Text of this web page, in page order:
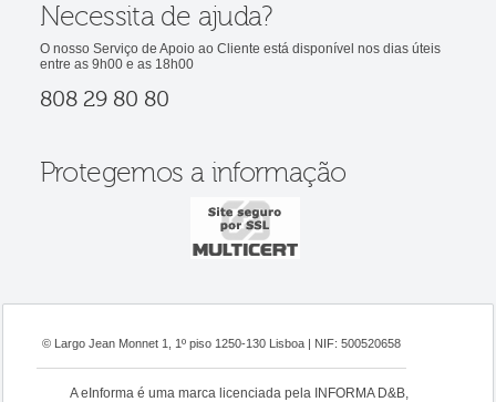
Necessita de ajuda?
O nosso Serviço de Apoio ao Cliente está disponível nos dias úteis
entre as 9h00 e as 18h00
808 29 80 80
Protegemos a informação
© Largo Jean Monnet 1, 1º piso 1250-130 Lisboa | NIF: 500520658
A eInforma é uma marca licenciada pela INFORMA D&B,